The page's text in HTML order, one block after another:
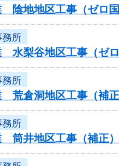
陰地地区工事（ゼロ
務所
水梨谷地区工事（ゼ
務所
荒倉洞地区工事（補
務所
筒井地区工事（補正